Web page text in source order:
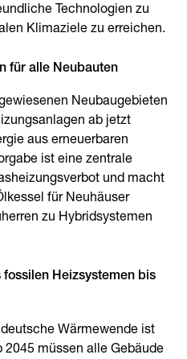
Technologien zu
Klimaziele zu erreichen.
für alle Neubauten
Neubaugebieten
ab jetzt
aus erneuerbaren
ist eine zentrale
und macht
für Neuhäuser
zu Hybridsystemen
Heizsystemen bis
Wärmewende ist
2045 müssen alle Gebäude